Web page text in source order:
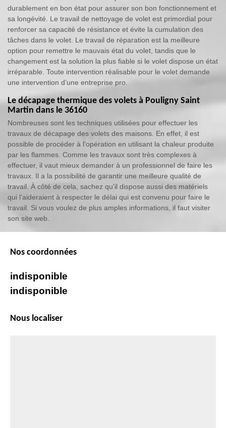
durablement en bon état pour assurer son bon fonctionnement et
sa longévité. Le travail de nettoyage de volet est primordial pour
renforcer sa capacité de résistance et évite la cumulation des
tâches dans le volet. Le travail de réparation est la meilleure
option pour remettre le mauvais état du volet, tandis que le
changement est la solution la plus fiable si le volet dispose un état
irréparable. Toute intervention réalisable pour le volet demande
une intervention d’une entreprise pro.
Le décapage thermique des volets à Pouligny Saint
Martin dans le 36160
Nombreuses sont les techniques utilisées pour effectuer les
travaux de décapage des volets des maisons. En effet, il est
possible de procéder à l'opération en utilisant la chaleur produite
par les flammes. Comme les travaux sont très complexes à
effectuer, il vaut mieux demander à un professionnel de faire les
travaux. Il a la possibilité de garantir une meilleure qualité de
travail. À côté de cela, sachez qu'il dispose aussi des matériels
qui l'aideraient à respecter le délai qui est convenu pour faire le
travail. Si vous voulez de plus amples informations, il faut visiter
son site web.
Nos coordonnées
indisponible
indisponible
Nous localiser